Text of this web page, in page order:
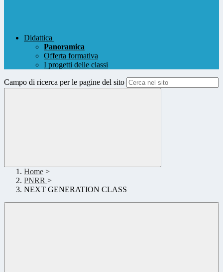
Didattica
Panoramica
Offerta formativa
I progetti delle classi
Campo di ricerca per le pagine del sito
Home >
PNRR >
NEXT GENERATION CLASS